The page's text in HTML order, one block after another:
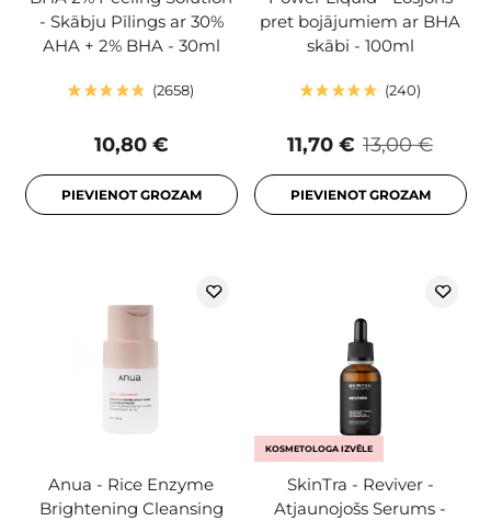
- Skābju Pīlings ar 30%
AHA + 2% BHA - 30ml
2658
10,80 €
PIEVIENOT GROZAM
pret bojājumiem ar BHA
skābi - 100ml
240
13,00 €
11,70 €
PIEVIENOT GROZAM
Anua - Rice Enzyme
Brightening Cleansing
KOSMETOLOGA IZVĒLE
SkinTra - Reviver -
Atjaunojošs Serums -